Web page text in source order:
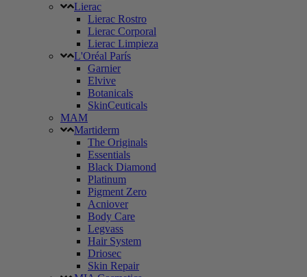
Lierac
Lierac Rostro
Lierac Corporal
Lierac Limpieza
L'Oréal París
Garnier
Elvive
Botanicals
SkinCeuticals
MAM
Martiderm
The Originals
Essentials
Black Diamond
Platinum
Pigment Zero
Acniover
Body Care
Legvass
Hair System
Driosec
Skin Repair